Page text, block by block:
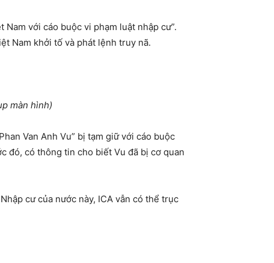
với cáo buộc vi phạm luật nhập cư”.
Nam khởi tố và phát lệnh truy nã.
màn hình)
Van Anh Vu” bị tạm giữ với cáo buộc
đó, có thông tin cho biết Vu đã bị cơ quan
cư của nước này, ICA vẫn có thể trục